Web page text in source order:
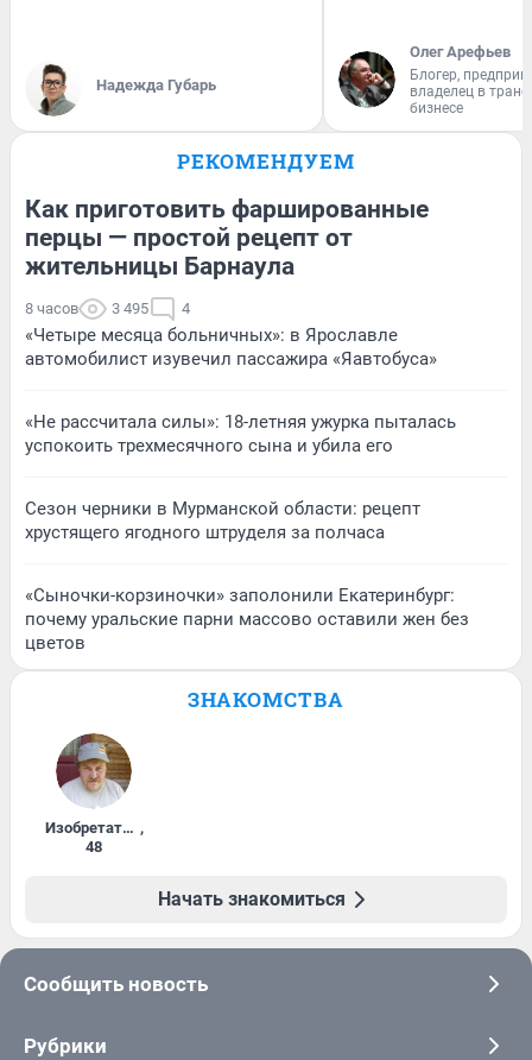
Надежда Губарь
Олег Арефьев
Блогер,
владелец в
бизнесе
РЕКОМЕНДУЕМ
Как приготовить фаршированные
перцы — простой рецепт от
жительницы Барнаула
8 часов 3 495 4
«Четыре месяца больничных»: в Ярославле
автомобилист изувечил пассажира «Яавтобуса»
«Не рассчитала силы»: 18-летняя ужурка пыталась
успокоить трехмесячного сына и убила его
Сезон черники в Мурманской области: рецепт
хрустящего ягодного штруделя за полчаса
«Сыночки-корзиночки» заполонили Екатеринбург:
почему уральские парни массово оставили жен без
цветов
ЗНАКОМСТВА
Изобретатель ,
48
Начать знакомиться
Сообщить новость
Рубрики